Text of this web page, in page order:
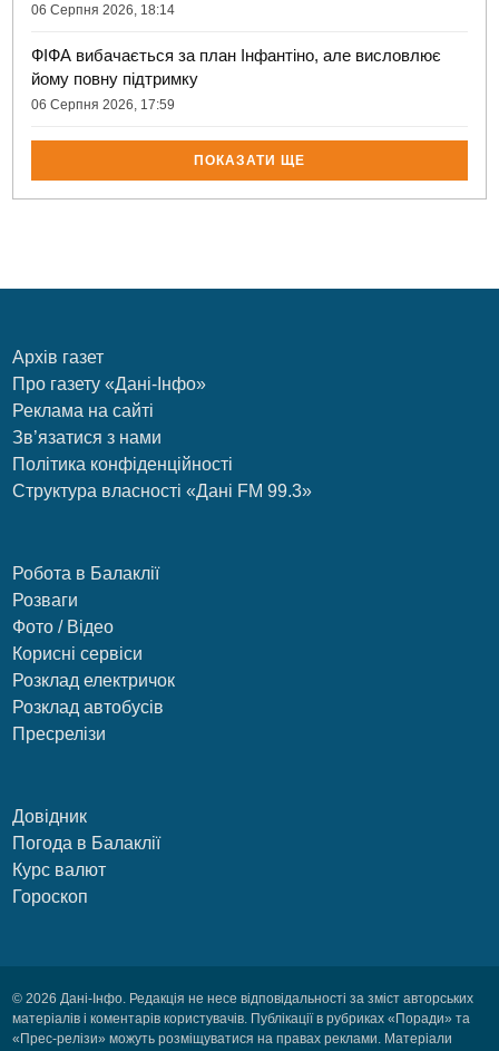
06 Серпня 2026, 18:14
ФІФА вибачається за план Інфантіно, але висловлює
йому повну підтримку
06 Серпня 2026, 17:59
ПОКАЗАТИ ЩЕ
Архів газет
Про газету «Дані-Інфо»
Реклама на сайті
Зв’язатися з нами
Політика конфіденційності
Структура власності «Дані FM 99.3»
Робота в Балаклії
Розваги
Фото / Відео
Корисні сервіси
Розклад електричок
Розклад автобусів
Пресрелізи
Довідник
Погода в Балаклії
Курс валют
Гороскоп
© 2026 Дані-Інфо. Редакція не несе відповідальності за зміст авторських
матеріалів і коментарів користувачів. Публікації в рубриках «Поради» та
«Прес-релізи» можуть розміщуватися на правах реклами. Матеріали